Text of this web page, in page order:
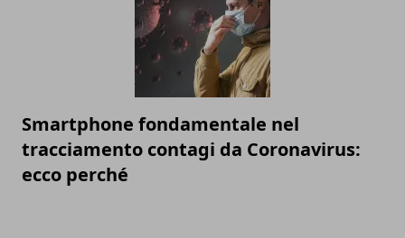
Smartphone fondamentale nel
tracciamento contagi da Coronavirus:
ecco perché